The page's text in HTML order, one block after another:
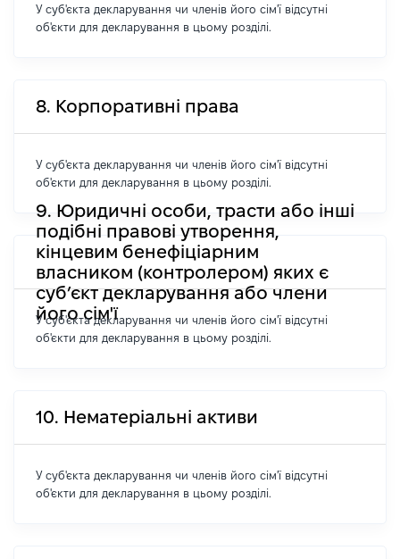
У суб'єкта декларування чи членів його сім'ї відсутні
об'єкти для декларування в цьому розділі.
8. Корпоративні права
У суб'єкта декларування чи членів його сім'ї відсутні
об'єкти для декларування в цьому розділі.
9. Юридичні особи, трасти або інші
подібні правові утворення,
кінцевим бенефіціарним
власником (контролером) яких є
суб’єкт декларування або члени
його сім'ї
У суб'єкта декларування чи членів його сім'ї відсутні
об'єкти для декларування в цьому розділі.
10. Нематеріальні активи
У суб'єкта декларування чи членів його сім'ї відсутні
об'єкти для декларування в цьому розділі.